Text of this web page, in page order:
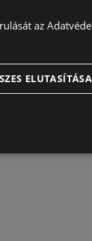
az
ELUTASÍTÁSA